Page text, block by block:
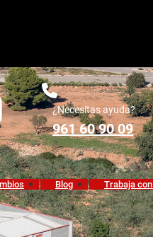
¿Necesitas ayuda?
961 60 90 09
Blog Trabaja